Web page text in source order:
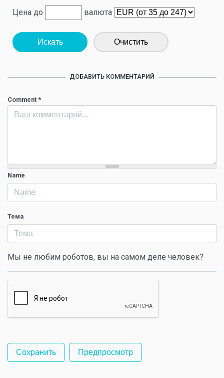
Цена до
валюта
Искать Очистить
ДОБАВИТЬ КОММЕНТАРИЙ
Comment *
Name
Тема
Мы не любим роботов, вы на самом деле человек?